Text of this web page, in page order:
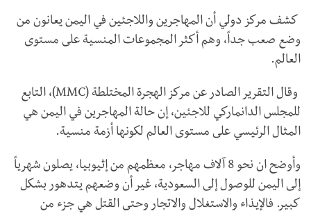
كشف مركز دولي أن المهاجرين واللاجئين في اليمن يعانون من
وضع صعب جداً، وهم أكثر المجموعات المنسية على مستوى
العالم.
وقال التقرير الصادر عن مركز الهجرة المختلطة (MMC)، التابع
للمجلس الدانماركي للاجئين، إن حالة المهاجرين في اليمن هي
المثال الرئيسي على مستوى العالم لكونها أزمة منسية.
وأوضح ان نحو 8 آلاف مهاجر، معظمهم من إثيوبيا، يصلون شهرياً
إلى اليمن للوصول إلى السعودية، غير أن وضعهم يتدهور بشكل
كبير. فالإيذاء والاستغلال والاتجار وحتى القتل هي جزء من